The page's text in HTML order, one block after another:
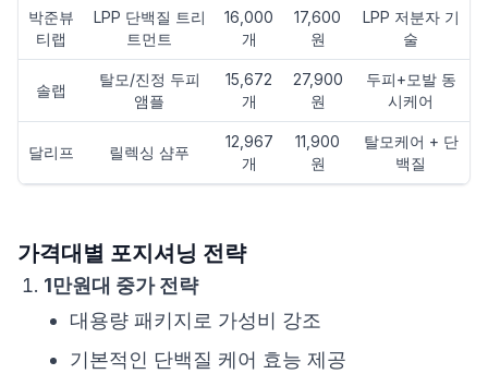
박준뷰
티랩
LPP 단백질 트리
트먼트
16,000
개
17,600
원
LPP 저분자 기
술
솔랩
탈모/진정 두피
앰플
15,672
개
27,900
원
두피+모발 동
시케어
달리프 릴렉싱 샴푸
12,967
개
11,900
원
탈모케어 + 단
백질
가격대별 포지셔닝 전략
1만원대 중가 전략
대용량 패키지로 가성비 강조
기본적인 단백질 케어 효능 제공